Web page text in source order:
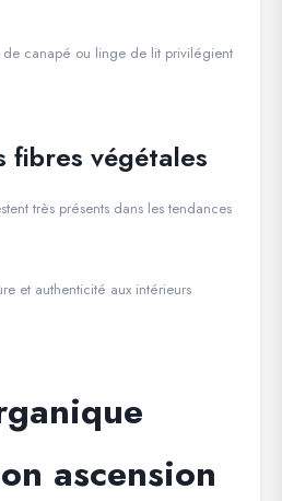
de canapé ou linge de lit privilégient
fibres végétales
très présents dans les tendances
et authenticité aux intérieurs
ascension